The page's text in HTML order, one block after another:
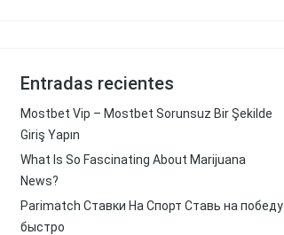
Entradas recientes
Mostbet Vip – Mostbet Sorunsuz Bir Şekilde
Giriş Yapın
What Is So Fascinating About Marijuana
News?
Parimatch Ставки На Спорт Ставь на победу
быстро